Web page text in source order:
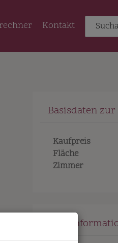
Kontakt
Basisdaten
Kaufpreis
Fläche
Zimmer